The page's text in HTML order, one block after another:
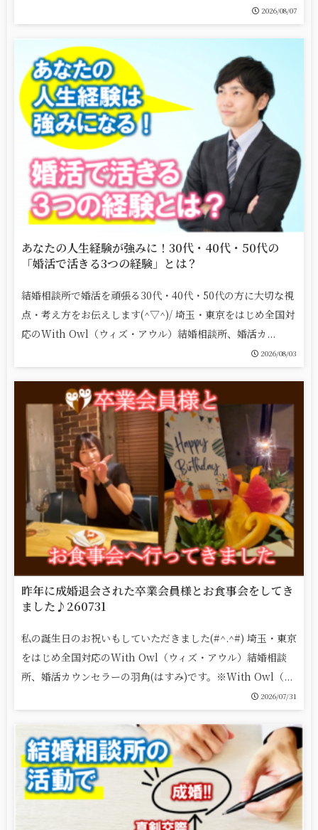
2026/08/07
あなたの人生経験が強みに！30代・40代・50代の
「婚活で活きる3つの経験」とは？
結婚相談所で婚活を頑張る30代・40代・50代の方に大切な視
点・考え方をお伝えします(^▽^)/ 埼玉・東京をはじめ全国対
応のWith Owl（ウィズ・アウル）結婚相談所、婚活カ...
2026/08/03
昨年に成婚退会された卒業会員様とお食事会をしてき
ました♪260731
私の誕生日のお祝いもしていただきました(#^.^#) 埼玉・東京
をはじめ全国対応のWith Owl（ウィズ・アウル）結婚相談
所、婚活カウンセラーの羽角(はすみ)です。※With Owl（...
2026/07/31